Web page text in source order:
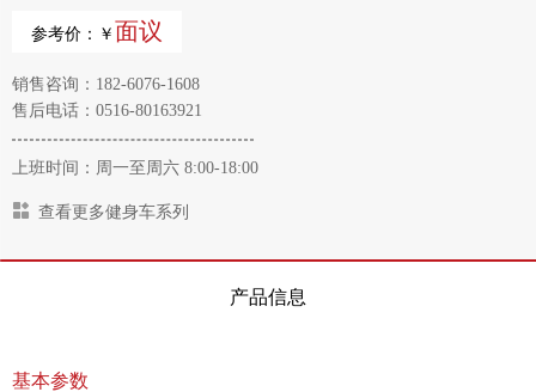
参考价：￥ 面议
销售咨询：182-6076-1608
售后电话：0516-80163921
上班时间：周一至周六 8:00-18:00
查看更多健身车系列
产品信息
基本参数